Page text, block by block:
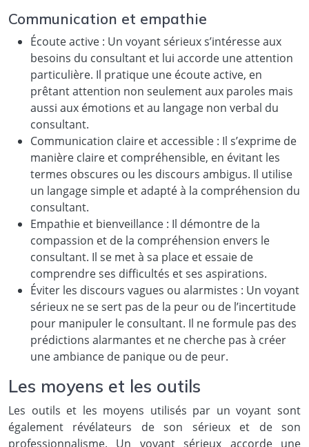
Communication et empathie
Écoute active : Un voyant sérieux s’intéresse aux
besoins du consultant et lui accorde une attention
particulière. Il pratique une écoute active, en
prêtant attention non seulement aux paroles mais
aussi aux émotions et au langage non verbal du
consultant.
Communication claire et accessible : Il s’exprime de
manière claire et compréhensible, en évitant les
termes obscures ou les discours ambigus. Il utilise
un langage simple et adapté à la compréhension du
consultant.
Empathie et bienveillance : Il démontre de la
compassion et de la compréhension envers le
consultant. Il se met à sa place et essaie de
comprendre ses difficultés et ses aspirations.
Éviter les discours vagues ou alarmistes : Un voyant
sérieux ne se sert pas de la peur ou de l’incertitude
pour manipuler le consultant. Il ne formule pas des
prédictions alarmantes et ne cherche pas à créer
une ambiance de panique ou de peur.
Les moyens et les outils
Les outils et les moyens utilisés par un voyant sont
également révélateurs de son sérieux et de son
professionnalisme. Un voyant sérieux accorde une